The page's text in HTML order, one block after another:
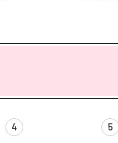
4 5